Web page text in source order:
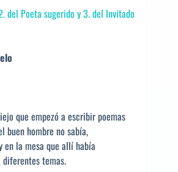
del Poeta sugerido y 3. del Invitado
que empezó a escribir poemas
buen hombre no sabía,
en la mesa que allí había
temas.